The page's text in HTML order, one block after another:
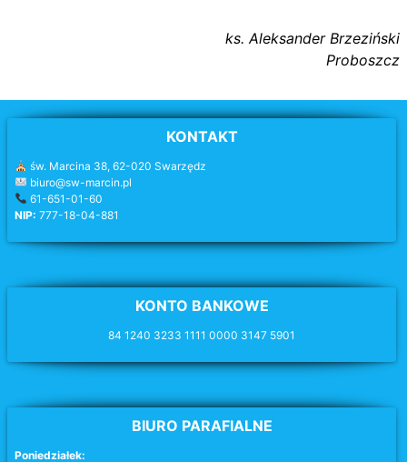
ks. Aleksander Brzeziński
Proboszcz
KONTAKT
św. Marcina 38, 62-020 Swarzędz
biuro@sw-marcin.pl
61-651-01-60
NIP: 777-18-04-881
KONTO BANKOWE
84 1240 3233 1111 0000 3147 5901
BIURO PARAFIALNE
Poniedziałek: